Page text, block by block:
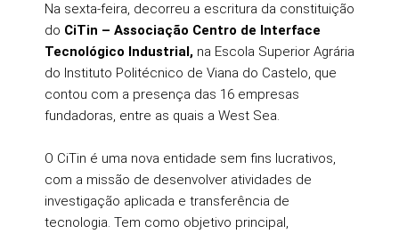
Na sexta-feira, decorreu a escritura da constituição
do CiTin – Associação Centro de Interface
Tecnológico Industrial, na Escola Superior Agrária
do Instituto Politécnico de Viana do Castelo, que
contou com a presença das 16 empresas
fundadoras, entre as quais a West Sea.
O CiTin é uma nova entidade sem fins lucrativos,
com a missão de desenvolver atividades de
investigação aplicada e transferência de
tecnologia. Tem como objetivo principal,